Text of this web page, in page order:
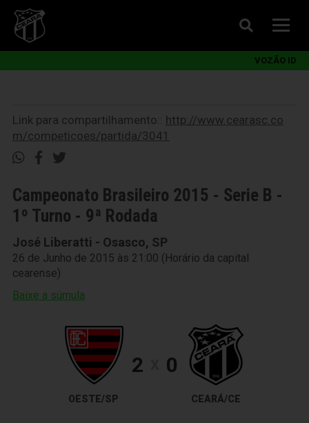
VOZÃO ID
Link para compartilhamento:: http://www.cearasc.co
m/competicoes/partida/3041
Campeonato Brasileiro 2015 - Serie B -
1º Turno - 9ª Rodada
José Liberatti - Osasco, SP
26 de Junho de 2015 às 21:00 (Horário da capital
cearense)
Baixe a súmula
OESTE/SP
2 0
CEARÁ/CE